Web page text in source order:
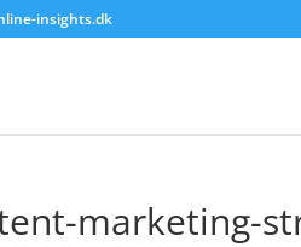
insights.dk
marketing-